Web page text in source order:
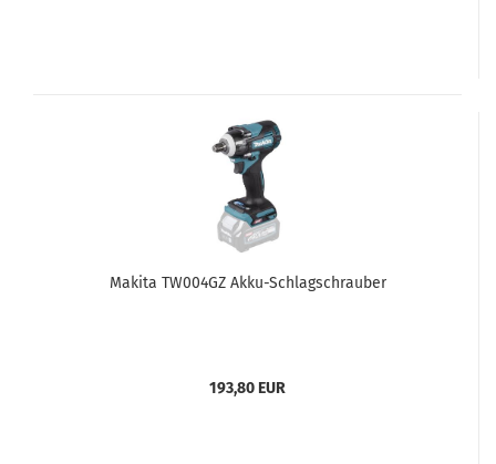
Makita TW004GZ Akku-Schlagschrauber
193,80 EUR